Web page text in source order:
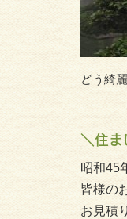
どう綺
＼住ま
昭和45
皆様の
お見積